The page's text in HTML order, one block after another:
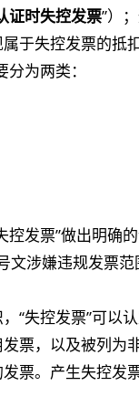
证时失控发票”）
于失控发票的抵
为两类：
发票”做出明确
涉嫌违规发票范
“失控发票”可以
票，以及被列为
票。产生失控发